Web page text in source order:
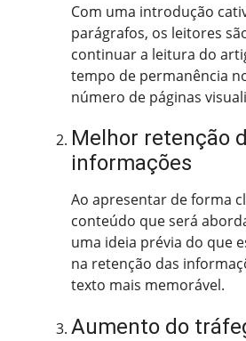
Com uma introdução
parágrafos, os leitores
continuar a leitura do
tempo de permanência
número de páginas
Melhor retenção
informações
Ao apresentar de forma
conteúdo que será
uma ideia prévia do que
na retenção das
texto mais memorável.
Aumento do